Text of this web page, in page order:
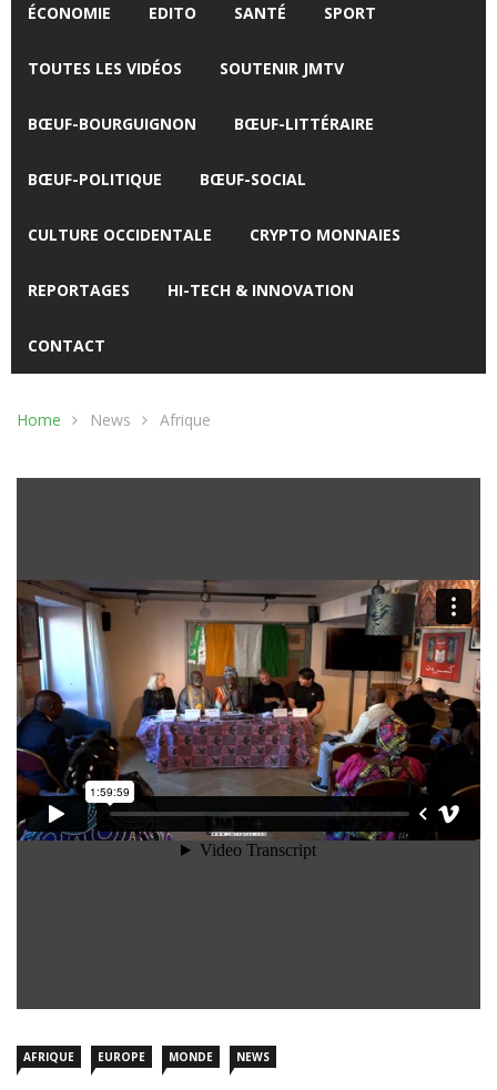
ÉCONOMIE EDITO SANTÉ SPORT
TOUTES LES VIDÉOS SOUTENIR JMTV
BŒUF-BOURGUIGNON BŒUF-LITTÉRAIRE
BŒUF-POLITIQUE BŒUF-SOCIAL
CULTURE OCCIDENTALE CRYPTO MONNAIES
REPORTAGES HI-TECH & INNOVATION
CONTACT
Home News Afrique
AFRIQUE EUROPE MONDE NEWS